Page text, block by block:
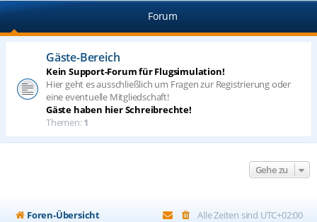
Forum
Gäste-Bereich
Kein Support-Forum für Flugsimulation!
Hier geht es ausschließlich um Fragen zur Registrierung oder
eine eventuelle Mitgliedschaft!
Gäste haben hier Schreibrechte!
Themen:1
Gehe zu
Foren-Übersicht Alle Zeiten sind UTC+02:00